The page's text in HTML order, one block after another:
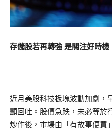
存儲股若再轉強 是關注好時機
近月美股科技板塊波動加劇，
顯回吐。股價急跌，未必等於
炒作後，市場由「有故事便買